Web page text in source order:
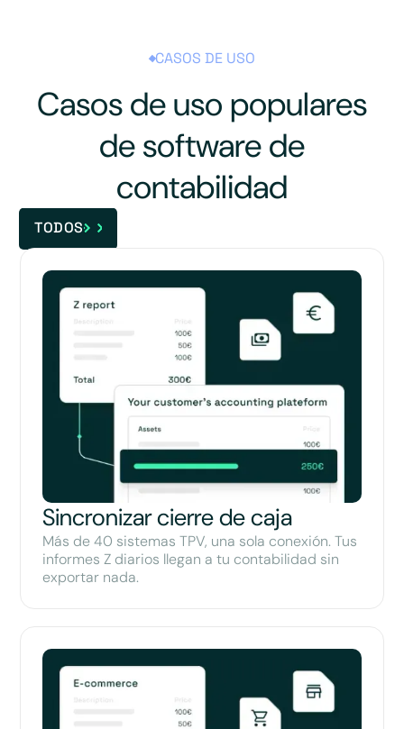
CASOS DE USO
Casos de uso populares
de software de
contabilidad
TODOS
Sincronizar cierre de caja
Más de 40 sistemas TPV, una sola conexión. Tus
informes Z diarios llegan a tu contabilidad sin
exportar nada.